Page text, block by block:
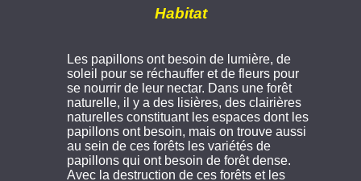
Habitat
Les papillons ont besoin de lumière, de
soleil pour se réchauffer et de fleurs pour
se nourrir de leur nectar. Dans une forêt
naturelle, il y a des lisières, des clairières
naturelles constituant les espaces dont les
papillons ont besoin, mais on trouve aussi
au sein de ces forêts les variétés de
papillons qui ont besoin de forêt dense.
Avec la destruction de ces forêts et les